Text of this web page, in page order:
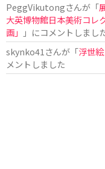
PeggVikutongさんが「
大英博物館日本美術コ
画」
」にコメントしまし
skynko41 さんが「浮世
メントしました